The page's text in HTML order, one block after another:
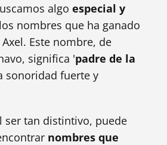
algo especial y
nombres que ha ganado
Este nombre, de
significa 'padre de la
sonoridad fuerte y
ser tan distintivo, puede
nombres que